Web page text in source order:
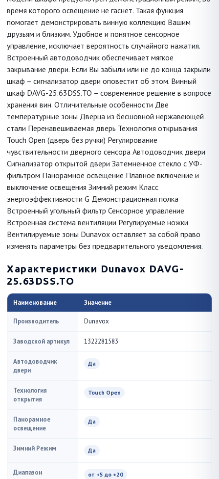
время которого освещение не гаснет. Такая функция
помогает демонстрировать винную коллекцию Вашим
друзьям и близким. Удобное и понятное сенсорное
управление, исключает вероятность случайного нажатия.
Встроенный автодоводчик обеспечивает мягкое
закрывание двери. Если Вы забыли или не до конца закрыли
шкаф – сигнализатор двери оповестит об этом. Винный
шкаф DAVG-25.63DSS.TO – современное решение в вопросе
хранения вин. Отличительные особенности Две
температурные зоны Дверца из бесшовной нержавеющей
стали Перенавешиваемая дверь Технология открывания
Touch Open (дверь без ручки) Регулирование
чувствительности дверного сенсора Автодоводчик двери
Сигнализатор открытой двери Затемненное стекло с УФ-
фильтром Панорамное освещение Плавное включение и
выключение освещения Зимний режим Класс
энергоэффективности G Демонстрационная полка
Встроенный угольный фильтр Сенсорное управление
Встроенная система вентиляции Регулируемые ножки
Вентилируемые зоны Dunavox оставляет за собой право
изменять параметры без предварительного уведомления.
Характеристики Dunavox DAVG-
25.63DSS.TO
Наименование Значение
Производитель Dunavox
Заводской артикул 1322281583
Автодоводчик
двери
Да
Технология
открытия
Touch Open
Панорамное
освещение
Да
Зимний Режим Да
Диапазон
от +5 до +20